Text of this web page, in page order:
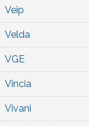
Veip
Velda
VGE
Vincia
Vivani